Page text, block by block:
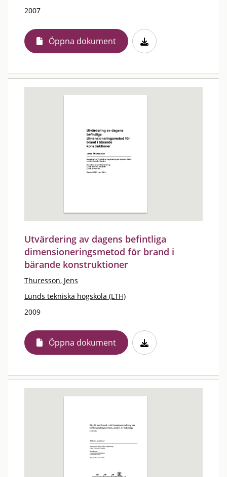
2007
Öppna dokument
Utvärdering av dagens befintliga
dimensioneringsmetod för brand i
bärande konstruktioner
Thuresson, Jens
Lunds tekniska högskola (LTH)
2009
Öppna dokument